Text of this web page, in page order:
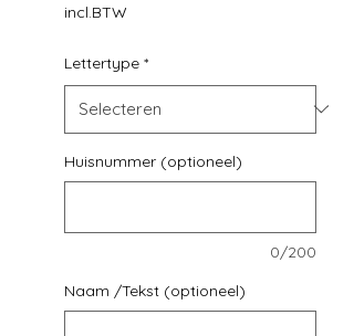
incl.BTW
Lettertype *
Huisnummer (optioneel)
0/200
Naam /Tekst (optioneel)